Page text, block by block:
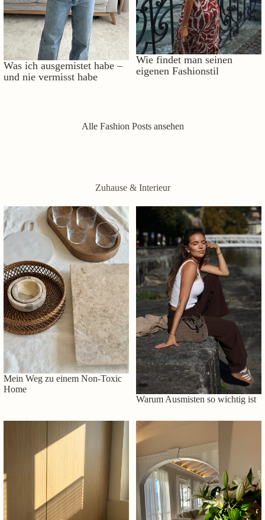
Was ich ausgemistet habe –
und nie vermisst habe
Wie findet man seinen
eigenen Fashionstil
Alle Fashion Posts ansehen
Zuhause & Interieur
Mein Weg zu einem Non-Toxic
Home
Warum Ausmisten so wichtig ist